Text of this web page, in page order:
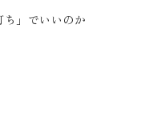
ち」でいいのか